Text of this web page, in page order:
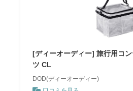
[ディーオーディー] 旅行用コ
ツ CL
DOD(ディーオーディー)